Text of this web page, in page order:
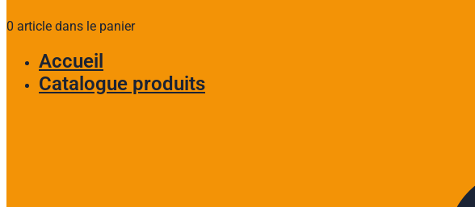
0 article dans le panier
Accueil
Catalogue produits